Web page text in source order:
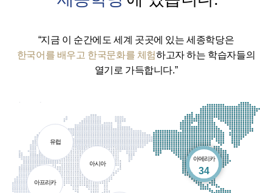
“지금 이 순간에도 세계 곳곳에 있는 세종학당은
한국어를 배우고 한국문화를 체험하고자 하는 학습자들의
열기로 가득합니다.”
아메리카
34
개소
유럽
아프리카
아시아